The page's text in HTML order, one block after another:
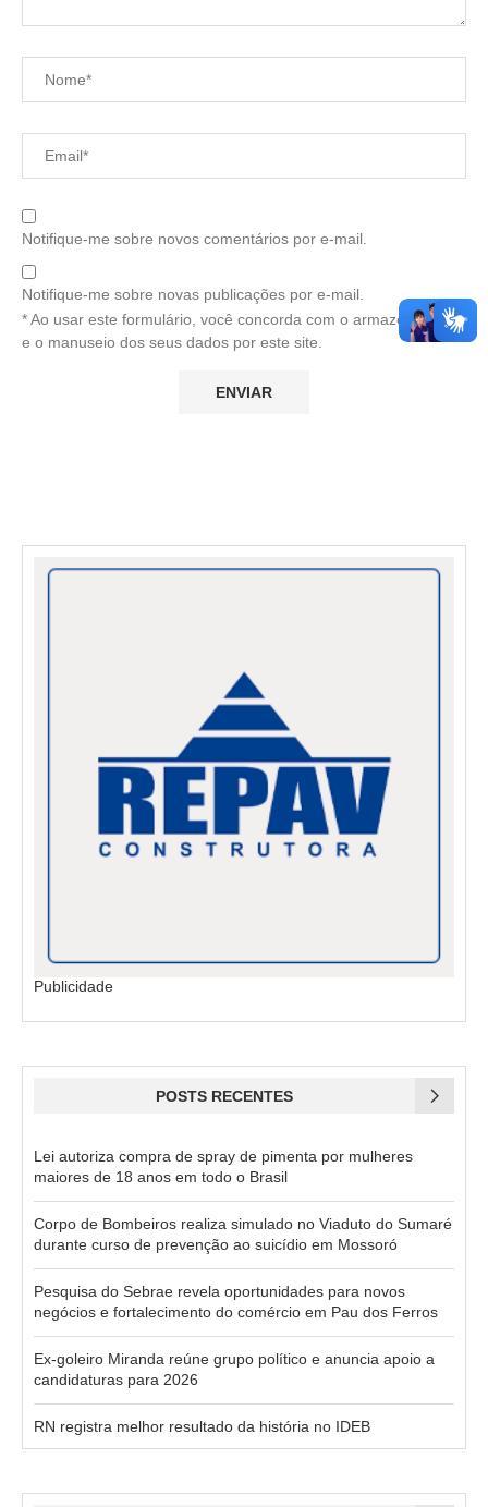
Notifique-me sobre novos comentários por e-mail.
Notifique-me sobre novas publicações por e-mail.
* Ao usar este formulário, você concorda com o armazenamento
e o manuseio dos seus dados por este site.
Publicidade
POSTS RECENTES
Lei autoriza compra de spray de pimenta por mulheres
maiores de 18 anos em todo o Brasil
Corpo de Bombeiros realiza simulado no Viaduto do Sumaré
durante curso de prevenção ao suicídio em Mossoró
Pesquisa do Sebrae revela oportunidades para novos
negócios e fortalecimento do comércio em Pau dos Ferros
Ex-goleiro Miranda reúne grupo político e anuncia apoio a
candidaturas para 2026
RN registra melhor resultado da história no IDEB